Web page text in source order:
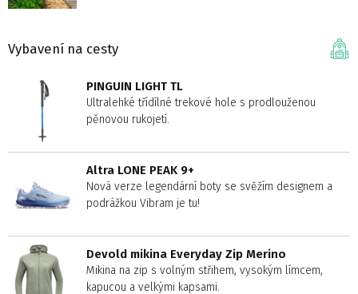
Vybavení na cesty
PINGUIN LIGHT TL
Ultralehké třídílné trekové hole s prodlouženou
pěnovou rukojetí.
Altra LONE PEAK 9+
Nová verze legendární boty se svěžím designem a
podrážkou Vibram je tu!
Devold mikina Everyday Zip Merino
Mikina na zip s volným střihem, vysokým límcem,
kapucou a velkými kapsami.